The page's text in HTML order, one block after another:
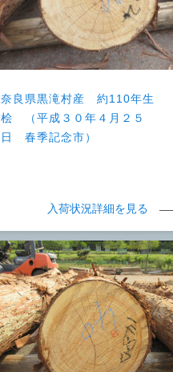
奈良県黒滝村産 約110年生
桧 （平成３０年４月２５
日 春季記念市）
入荷状況詳細を見る